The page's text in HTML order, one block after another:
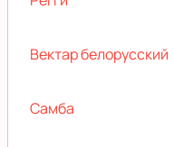
Вектар белорусский
Самба